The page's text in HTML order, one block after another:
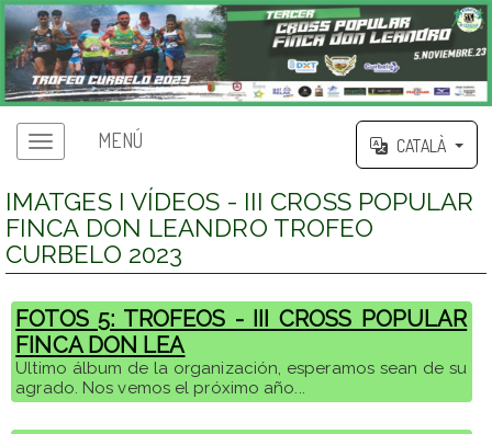
MENÚ CATALÀ
IMATGES I VÍDEOS - III CROSS POPULAR
FINCA DON LEANDRO TROFEO
CURBELO 2023
FOTOS 5: TROFEOS - III CROSS POPULAR
FINCA DON LEA
Ultimo álbum de la organización, esperamos sean de su
agrado. Nos vemos el próximo año...